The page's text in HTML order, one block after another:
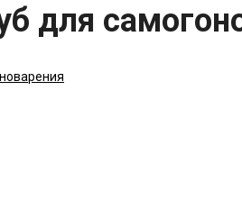
для